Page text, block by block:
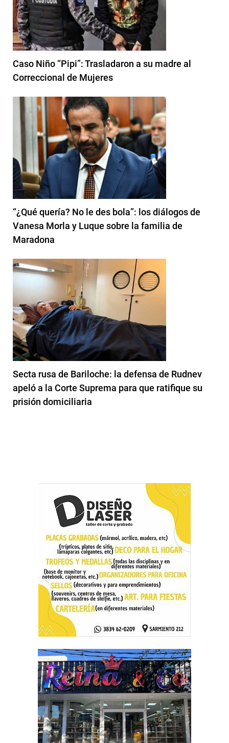
Caso Niño “Pipi”: Trasladaron a su madre al
Correccional de Mujeres
“¿Qué quería? No le des bola”: los diálogos de
Vanesa Morla y Luque sobre la familia de
Maradona
Secta rusa de Bariloche: la defensa de Rudnev
apeló a la Corte Suprema para que ratifique su
prisión domiciliaria